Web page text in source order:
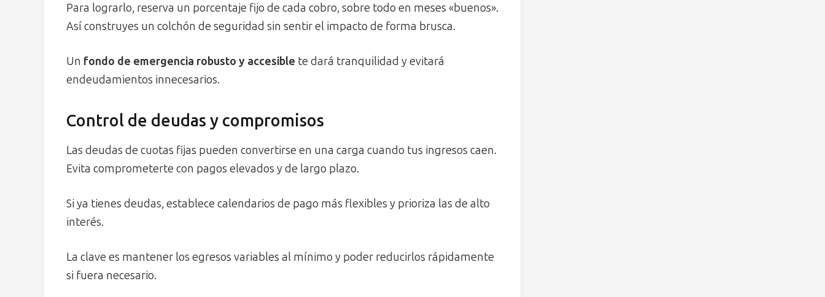
Para lograrlo, reserva un porcentaje fijo de cada cobro, sobre todo en meses «buenos».
Así construyes un colchón de seguridad sin sentir el impacto de forma brusca.
Un fondo de emergencia robusto y accesible te dará tranquilidad y evitará
endeudamientos innecesarios.
Control de deudas y compromisos
Las deudas de cuotas fijas pueden convertirse en una carga cuando tus ingresos caen.
Evita comprometerte con pagos elevados y de largo plazo.
Si ya tienes deudas, establece calendarios de pago más flexibles y prioriza las de alto
interés.
La clave es mantener los egresos variables al mínimo y poder reducirlos rápidamente
si fuera necesario.